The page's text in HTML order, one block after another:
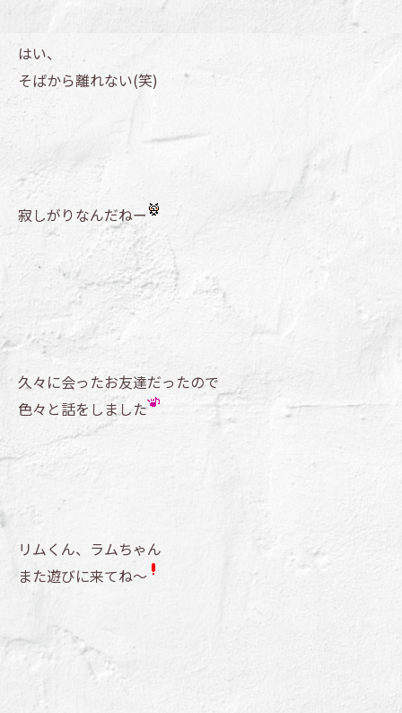
はい、
そばから離れない(笑)
寂しがりなんだねー
久々に会ったお友達だったので
色々と話をしました
リムくん、ラムちゃん
また遊びに来てね～